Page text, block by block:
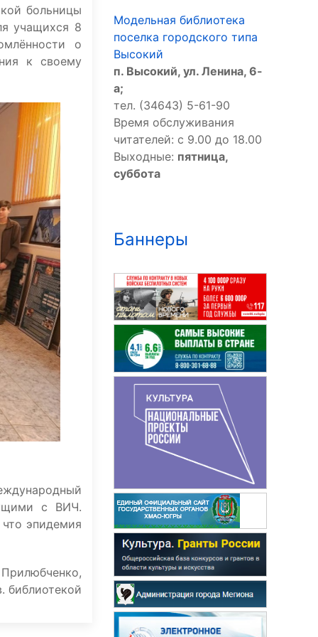
больницы
учащихся 8
о
к своему
с ВИЧ.
эпидемия
библиотекой
Модельная библиотека
поселка городского типа
Высокий
п. Высокий, ул. Ленина, 6-
а;
тел. (34643) 5-61-90
Время обслуживания
читателей: с 9.00 до 18.00
Выходные: пятница,
суббота
Баннеры